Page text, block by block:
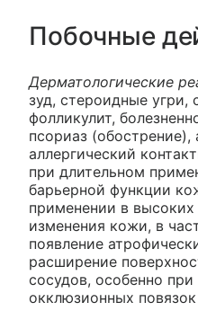
Побочные
Дерматологические
зуд, стероидные угри,
фолликулит,
псориаз (обострение),
аллергический
при длительном
барьерной функции
применении в
изменения кожи, в
появление
расширение
сосудов, особенно
окклюзионных